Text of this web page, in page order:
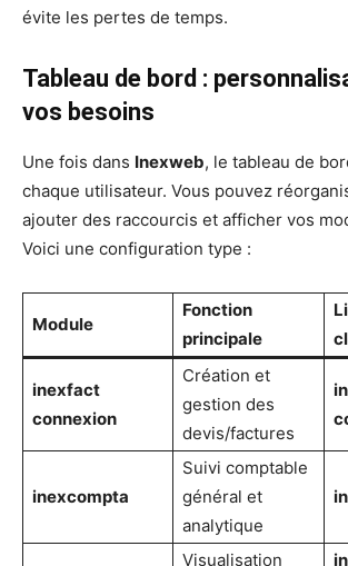
évite les pertes de temps.
Tableau de bord :
vos besoins
Une fois dans Inexweb, le tableau de
chaque utilisateur. Vous pouvez
ajouter des raccourcis et afficher vos
Voici une configuration type :
Module
Fonction
principale
inexfact
connexion
Création et
gestion des
devis/factures
inexcompta
Suivi comptable
général et
analytique
Visualisation